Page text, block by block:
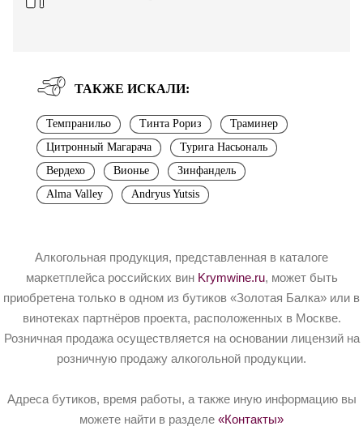
ТАКЖЕ ИСКАЛИ:
Темпранильо Тинта Рориз
Траминер
Цитронный Магарача
Турига Насьональ
Вердехо
Вионье
Зинфандель
Alma Valley
Andryus Yutsis
Алкогольная продукция, представленная в каталоге
маркетплейса российских вин Krymwine.ru, может быть
приобретена только в одном из бутиков «Золотая Балка» или в
винотеках партнёров проекта, расположенных в Москве.
Розничная продажа осуществляется на основании лицензий на
розничную продажу алкогольной продукции.
Адреса бутиков, время работы, а также иную информацию вы
можете найти в разделе «Контакты»